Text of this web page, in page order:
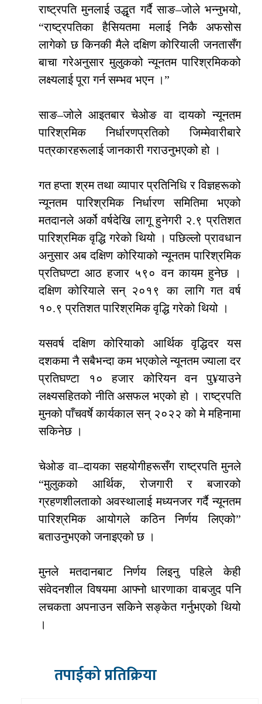
राष्ट्रपति मुनलाई उद्धृत गर्दै साङ–जोले भन्नुभयो,
“राष्ट्रपतिका हैसियतमा मलाई निकै अफसोस
लागेको छ किनकी मैले दक्षिण कोरियाली जनतासँग
बाचा गरेअनुसार मुलुकको न्यूनतम पारिश्रमिकको
लक्ष्यलाई पूरा गर्न सम्भव भएन ।”
साङ–जोले आइतबार चेओङ वा दायको न्यूनतम
पारिश्रमिक निर्धारणप्रतिको जिम्मेवारीबारे
पत्रकारहरूलाई जानकारी गराउनुभएको हो ।
गत हप्ता श्रम तथा व्यापार प्रतिनिधि र विज्ञहरूको
न्यूनतम पारिश्रमिक निर्धारण समितिमा भएको
मतदानले अर्को वर्षदेखि लागू हुनेगरी २.९ प्रतिशत
पारिश्रमिक वृद्धि गरेको थियो । पछिल्लो प्रावधान
अनुसार अब दक्षिण कोरियाको न्यूनतम पारिश्रमिक
प्रतिघण्टा आठ हजार ५९० वन कायम हुनेछ ।
दक्षिण कोरियाले सन् २०१९ का लागि गत वर्ष
१०.९ प्रतिशत पारिश्रमिक वृद्धि गरेको थियो ।
यसवर्ष दक्षिण कोरियाको आर्थिक वृद्धिदर यस
दशकमा नै सबैभन्दा कम भएकोले न्यूनतम ज्याला दर
प्रतिघण्टा १० हजार कोरियन वन पु¥याउने
लक्ष्यसहितको नीति असफल भएको हो । राष्ट्रपति
मुनको पाँचवर्षे कार्यकाल सन् २०२२ को मे महिनामा
सकिनेछ ।
चेओङ वा–दायका सहयोगीहरूसँग राष्ट्रपति मुनले
“मुलुकको आर्थिक, रोजगारी र बजारको
ग्रहणशीलताको अवस्थालाई मध्यनजर गर्दै न्यूनतम
पारिश्रमिक आयोगले कठिन निर्णय लिएको”
बताउनुभएको जनाइएको छ ।
मुनले मतदानबाट निर्णय लिइनु पहिले केही
संवेदनशील विषयमा आफ्नो धारणाका वाबजुद पनि
लचकता अपनाउन सकिने सङ्केत गर्नुभएको थियो
।
तपाईको प्रतिक्रिया